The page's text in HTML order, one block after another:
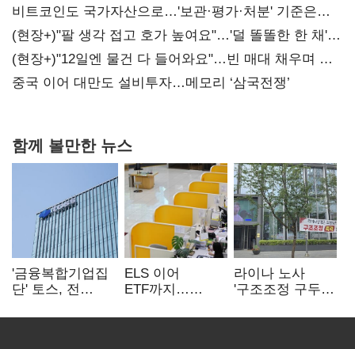
비트코인도 국가자산으로…'보관·평가·처분' 기준은
숙제
(현장+)"팔 생각 접고 호가 높여요"…'덜 똘똘한 한 채'
20억 키맞추기
(현장+)"12일엔 물건 다 들어와요"…빈 매대 채우며 문
연 홈플러스
중국 이어 대만도 설비투자…메모리 ‘삼국전쟁’
함께 볼만한 뉴스
'금융복합기업집
단' 토스, 전
표준화
ELS 이어
ETF까지…
제동 걸린 은행
라이나 노사
'구조조정 구두